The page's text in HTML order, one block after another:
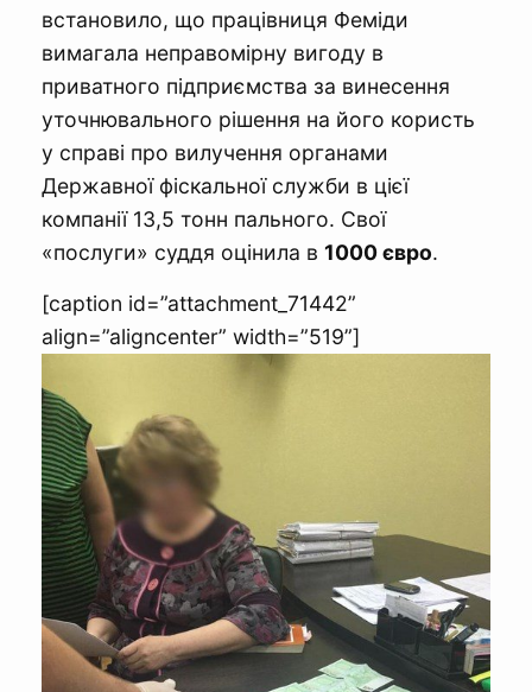
встановило, що працівниця Феміди
вимагала неправомірну вигоду в
приватного підприємства за винесення
уточнювального рішення на його користь
у справі про вилучення органами
Державної фіскальної служби в цієї
компанії 13,5 тонн пального. Свої
«послуги» суддя оцінила в 1000 євро.
[caption id=”attachment_71442”
align=”aligncenter” width=”519”]